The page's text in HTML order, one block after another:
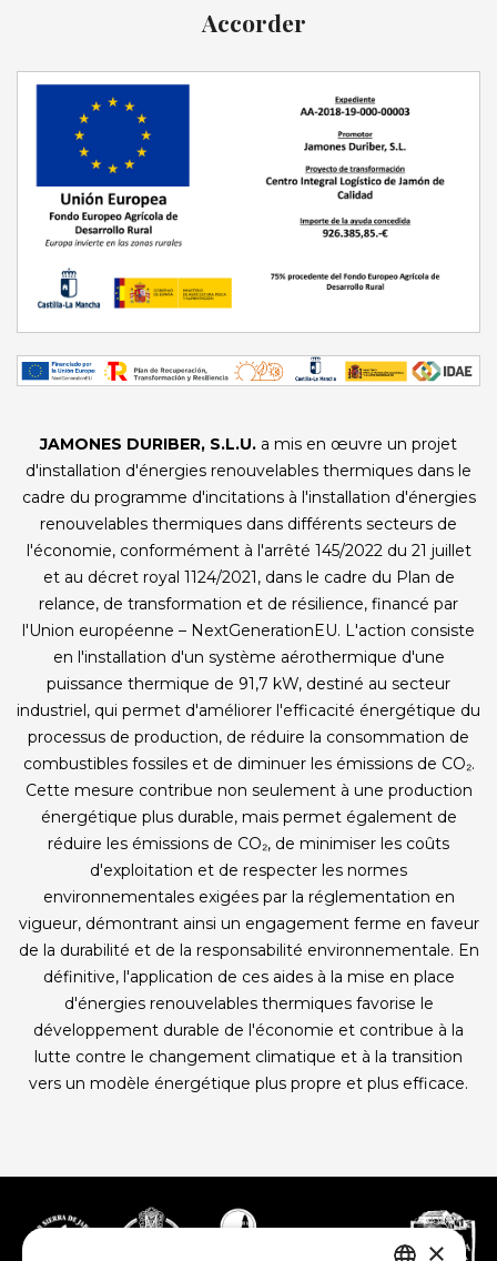
Accorder
JAMONES DURIBER, S.L.U. a mis en œuvre un projet
d'installation d'énergies renouvelables thermiques dans le
cadre du programme d'incitations à l'installation d'énergies
renouvelables thermiques dans différents secteurs de
l'économie, conformément à l'arrêté 145/2022 du 21 juillet
et au décret royal 1124/2021, dans le cadre du Plan de
relance, de transformation et de résilience, financé par
l'Union européenne – NextGenerationEU. L'action consiste
en l'installation d'un système aérothermique d'une
puissance thermique de 91,7 kW, destiné au secteur
industriel, qui permet d'améliorer l'efficacité énergétique du
processus de production, de réduire la consommation de
combustibles fossiles et de diminuer les émissions de CO₂.
Cette mesure contribue non seulement à une production
énergétique plus durable, mais permet également de
réduire les émissions de CO₂, de minimiser les coûts
d'exploitation et de respecter les normes
environnementales exigées par la réglementation en
vigueur, démontrant ainsi un engagement ferme en faveur
de la durabilité et de la responsabilité environnementale. En
définitive, l'application de ces aides à la mise en place
d'énergies renouvelables thermiques favorise le
développement durable de l'économie et contribue à la
lutte contre le changement climatique et à la transition
vers un modèle énergétique plus propre et plus efficace.
×